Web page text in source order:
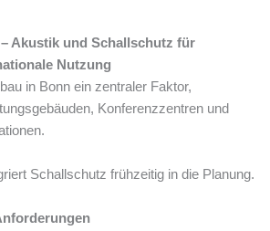
Akustik und Schallschutz für
Nutzung
in Bonn ein zentraler Faktor,
Konferenzzentren und
Schallschutz frühzeitig in die Planung.